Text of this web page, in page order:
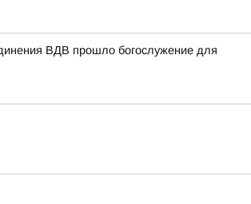
ВДВ прошло богослужение для